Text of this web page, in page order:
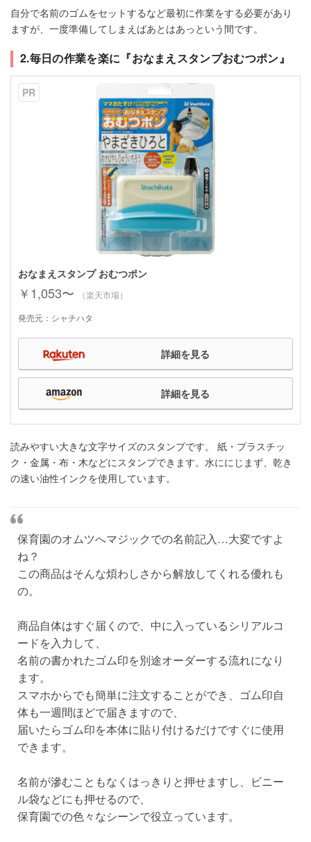
自分で名前のゴムをセットするなど最初に作業をする必要があり
ますが、一度準備してしまえばあとはあっという間です。
2.毎日の作業を楽に『おなまえスタンプおむつポン』
PR
おなまえスタンプ おむつポン
￥1,053〜
（楽天市場）
発売元：シャチハタ
詳細を見る
詳細を見る
読みやすい大きな文字サイズのスタンプです。 紙・プラスチッ
ク・金属・布・木などにスタンプできます。水ににじまず、乾き
の速い油性インクを使用しています。
保育園のオムツへマジックでの名前記入…大変ですよ
ね？
この商品はそんな煩わしさから解放してくれる優れも
の。
商品自体はすぐ届くので、中に入っているシリアルコ
ードを入力して、
名前の書かれたゴム印を別途オーダーする流れになり
ます。
スマホからでも簡単に注文することができ、ゴム印自
体も一週間ほどで届きますので、
届いたらゴム印を本体に貼り付けるだけですぐに使用
できます。
名前が滲むこともなくはっきりと押せますし、ビニー
ル袋などにも押せるので、
保育園での色々なシーンで役立っています。